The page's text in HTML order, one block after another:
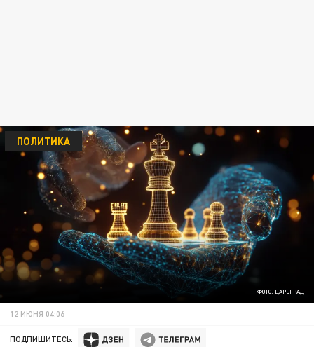
ФОТО: ЦАРЬГРАД
ПОЛИТИКА
12 ИЮНЯ 04:06
ПОДПИШИТЕСЬ: